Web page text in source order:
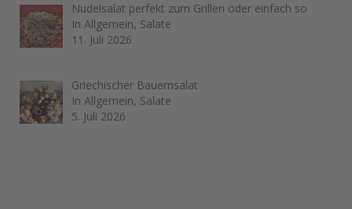
Nudelsalat perfekt zum Grillen oder einfach so
In Allgemein, Salate
11. Juli 2026
Griechischer Bauernsalat
In Allgemein, Salate
5. Juli 2026